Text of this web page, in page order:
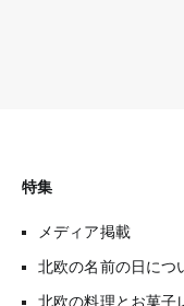
特集
メディア掲載
北欧の名前の日につ
北欧の料理とお菓子